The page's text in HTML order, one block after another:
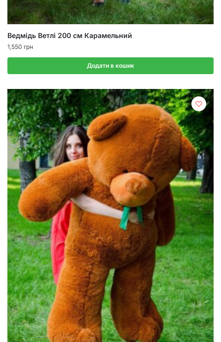
Ведмідь Ветлі 200 см Карамельний
1,550 грн
Додати в кошик